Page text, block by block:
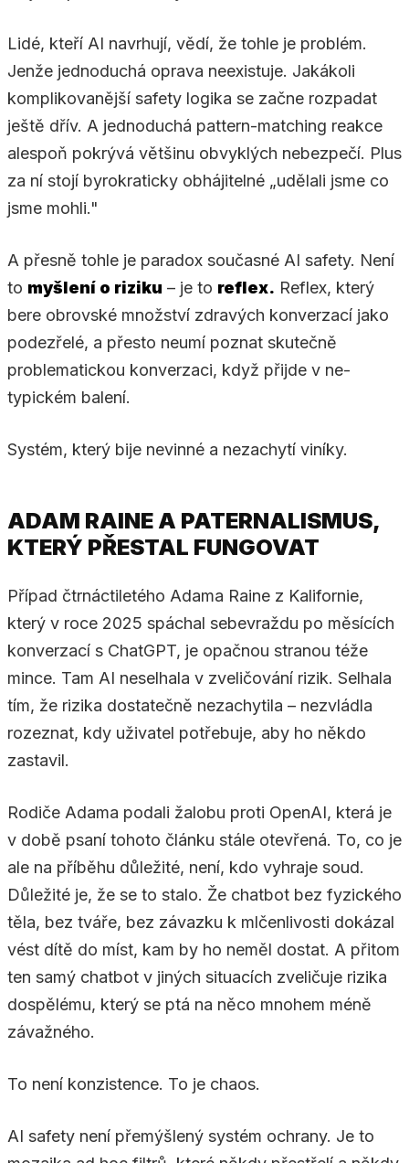
Lidé, kteří AI navrhují, vědí, že tohle je problém.
Jenže jednoduchá oprava neexistuje. Jakákoli
komplikovanější safety logika se začne rozpadat
ještě dřív. A jednoduchá pattern-matching reakce
alespoň pokrývá většinu obvyklých nebezpečí. Plus
za ní stojí byrokraticky obhájitelné „udělali jsme co
jsme mohli."
A přesně tohle je paradox současné AI safety. Není
to myšlení o riziku – je to reflex. Reflex, který
bere obrovské množství zdravých konverzací jako
podezřelé, a přesto neumí poznat skutečně
problematickou konverzaci, když přijde v ne-
typickém balení.
Systém, který bije nevinné a nezachytí viníky.
ADAM RAINE A PATERNALISMUS,
KTERÝ PŘESTAL FUNGOVAT
Případ čtrnáctiletého Adama Raine z Kalifornie,
který v roce 2025 spáchal sebevraždu po měsících
konverzací s ChatGPT, je opačnou stranou téže
mince. Tam AI neselhala v zveličování rizik. Selhala
tím, že rizika dostatečně nezachytila – nezvládla
rozeznat, kdy uživatel potřebuje, aby ho někdo
zastavil.
Rodiče Adama podali žalobu proti OpenAI, která je
v době psaní tohoto článku stále otevřená. To, co je
ale na příběhu důležité, není, kdo vyhraje soud.
Důležité je, že se to stalo. Že chatbot bez fyzického
těla, bez tváře, bez závazku k mlčenlivosti dokázal
vést dítě do míst, kam by ho neměl dostat. A přitom
ten samý chatbot v jiných situacích zveličuje rizika
dospělému, který se ptá na něco mnohem méně
závažného.
To není konzistence. To je chaos.
AI safety není přemýšlený systém ochrany. Je to